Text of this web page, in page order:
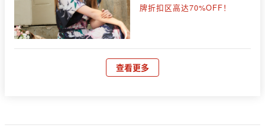
牌折扣区高达70%OFF！
查看更多